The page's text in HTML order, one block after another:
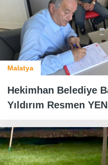
Malatya
Hekimhan Belediye
Yıldırım Resmen